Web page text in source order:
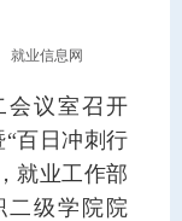
业信息网
会议室召开
百日冲刺行
就业工作部
二级学院院